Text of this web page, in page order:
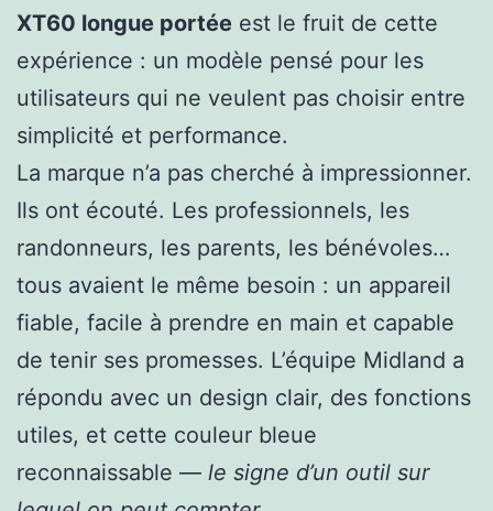
XT60 longue portée est le fruit de cette
expérience : un modèle pensé pour les
utilisateurs qui ne veulent pas choisir entre
simplicité et performance.
La marque n’a pas cherché à impressionner.
Ils ont écouté. Les professionnels, les
randonneurs, les parents, les bénévoles…
tous avaient le même besoin : un appareil
fiable, facile à prendre en main et capable
de tenir ses promesses. L’équipe Midland a
répondu avec un design clair, des fonctions
utiles, et cette couleur bleue
reconnaissable — le signe d’un outil sur